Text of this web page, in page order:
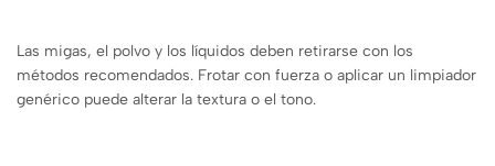
Las migas, el polvo y los líquidos deben retirarse con los
métodos recomendados. Frotar con fuerza o aplicar un limpiador
genérico puede alterar la textura o el tono.